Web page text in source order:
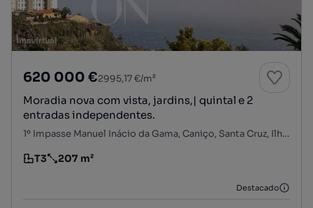
620 000 €2995,17 €/m²
Moradia nova com vista, jardins,| quintal e 2
entradas independentes.
1º Impasse Manuel Inácio da Gama, Caniço, Santa Cruz, Ilha da Madeira
Tipologia
T3
Preço por metro quadrado
207 m²
Destacado